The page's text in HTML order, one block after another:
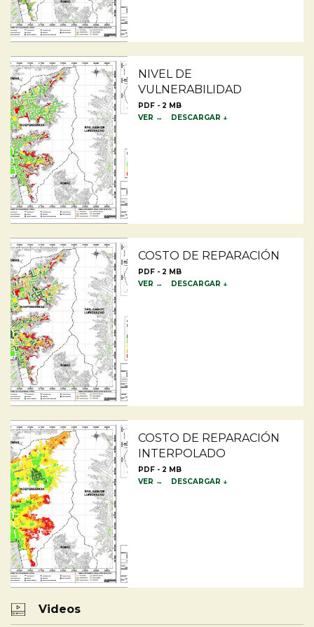
NIVEL DE
VULNERABILIDAD
PDF - 2 MB
VER →
DESCARGAR ↓
COSTO DE REPARACIÓN
PDF - 2 MB
VER →
DESCARGAR ↓
COSTO DE REPARACIÓN
INTERPOLADO
PDF - 2 MB
VER →
DESCARGAR ↓
Videos